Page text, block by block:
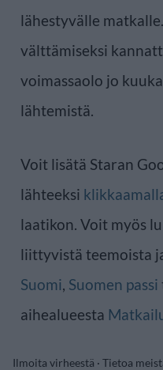
lähestyvälle
välttämiseksi
voimassaolo jo
lähtemistä.
Voit lisätä Staran
lähteeksi
laatikon. Voit myös
liittyvistä teemoista
Suomi, Suomen passi
aihealueesta
Ilmoita virheestä · Tietoa